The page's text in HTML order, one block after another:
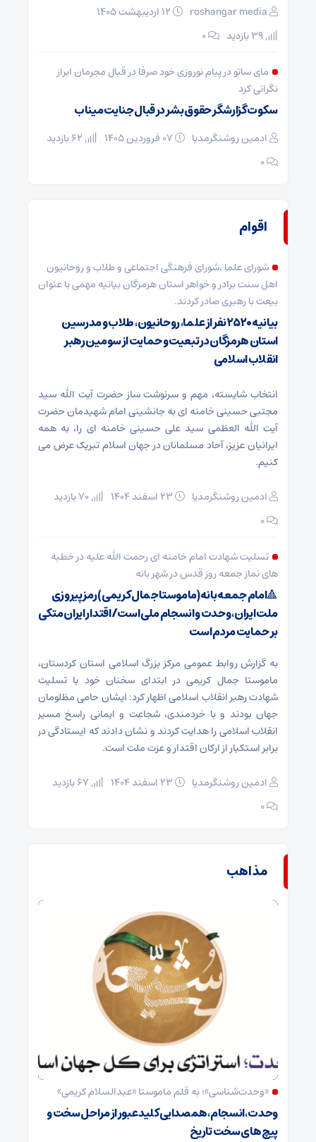
roshangar media
۰
مای ساتو در پیام نوروزی خود صرفا در قبال مجرمان ابراز
نگرانی کرد
سکوت گزارشگر حقوق بشر در قبال جنایت میناب
ادمین روشنگرمدیا
۰
اقوام
شورای علما ،شورای فرهنگی اجتماعی و طلاب و روحانیون
اهل سنت برادر و خواهر استان هرمزگان بیانیه مهمی با عنوان
بیعت با رهبری صادر کردند.
بیانیه ۲۵۲۰ نفر از علما، روحانیون، طلاب و مدرسین
استان هرمزگان در تبعیت و حمایت از سومین رهبر
انقلاب اسلامی
انتخاب شایسته، مهم و سرنوشت ساز حضرت آیت الله سید
مجتبی حسینی خامنه ای به جانشینی امام شهیدمان حضرت
آیت الله العظمی سید علی حسینی خامنه ای را، به همه
ایرانیان عزیز، آحاد مسلمانان در جهان اسلام تبریک عرض می
کنیم.
ادمین روشنگرمدیا
۰
تسلیت شهادت امام خامنه ای رحمت الله علیه در خطبه
های نماز جمعه روز قدس در شهر بانه
🔺امام جمعه بانه(ماموستا جمال کریمی) رمز پیروزی
ملت ایران، وحدت و انسجام ملی است/اقتدار ایران متکی
بر حمایت مردم است
به گزارش روابط عمومی مرکز بزرگ اسلامی استان کردستان،
ماموستا جمال کریمی در ابتدای سخنان خود با تسلیت
شهادت رهبر انقلاب اسلامی اظهار کرد: ایشان حامی مظلومان
جهان بودند و با خردمندی، شجاعت و ایمانی راسخ مسیر
انقلاب اسلامی را هدایت کردند و نشان دادند که ایستادگی در
برابر استکبار از ارکان اقتدار و عزت ملت است.
ادمین روشنگرمدیا
۰
مذاهب
«وحدت‌‌شناسی»؛ به قلم ماموستا «عبدالسلام کریمی»
وحدت ،انسجام،همصدایی کلید عبور از مراحل سخت و
پیچ های سخت تاریخ